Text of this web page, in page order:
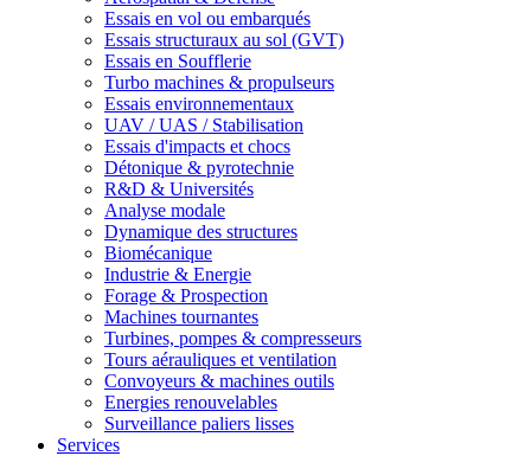
Essais en vol ou embarqués
Essais structuraux au sol (GVT)
Essais en Soufflerie
Turbo machines & propulseurs
Essais environnementaux
UAV / UAS / Stabilisation
Essais d'impacts et chocs
Détonique & pyrotechnie
R&D & Universités
Analyse modale
Dynamique des structures
Biomécanique
Industrie & Energie
Forage & Prospection
Machines tournantes
Turbines, pompes & compresseurs
Tours aérauliques et ventilation
Convoyeurs & machines outils
Energies renouvelables
Surveillance paliers lisses
Services